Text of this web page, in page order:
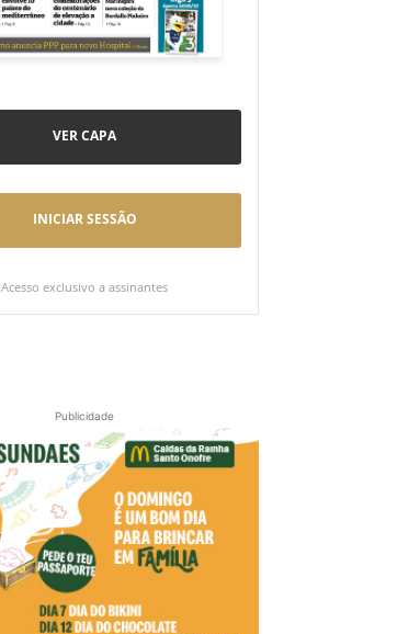
VER CAPA
INICIAR SESSÃO
Acesso exclusivo a assinantes
Publicidade